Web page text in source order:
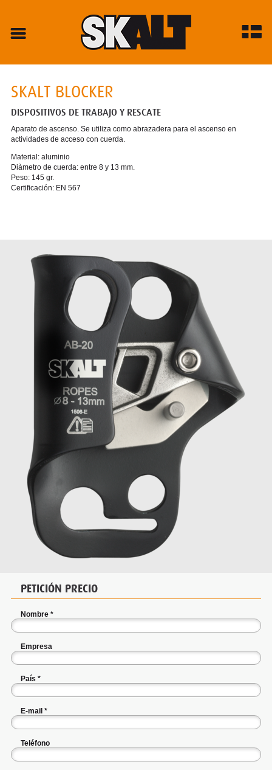
SKALT BLOCKER
DISPOSITIVOS DE TRABAJO Y RESCATE
Aparato de ascenso. Se utiliza como abrazadera para el ascenso en
actividades de acceso con cuerda.
Material: aluminio
Diàmetro de cuerda: entre 8 y 13 mm.
Peso: 145 gr.
Certificación: EN 567
PETICIÓN PRECIO
Nombre *
Empresa
País *
E-mail *
Teléfono